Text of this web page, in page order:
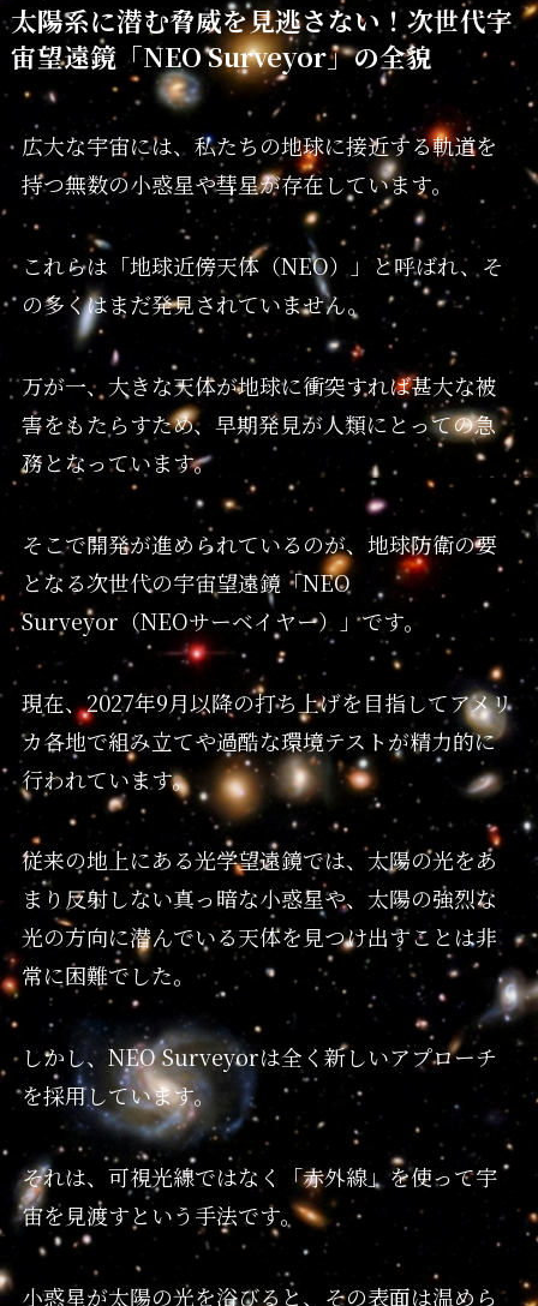
太陽系に潜む脅威を見逃さない！次世代宇
宙望遠鏡「NEO Surveyor」の全貌
広大な宇宙には、私たちの地球に接近する軌道を
持つ無数の小惑星や彗星が存在しています。
これらは「地球近傍天体（NEO）」と呼ばれ、そ
の多くはまだ発見されていません。
万が一、大きな天体が地球に衝突すれば甚大な被
害をもたらすため、早期発見が人類にとっての急
務となっています。
そこで開発が進められているのが、地球防衛の要
となる次世代の宇宙望遠鏡「NEO
Surveyor（NEOサーベイヤー）」です。
現在、2027年9月以降の打ち上げを目指してアメリ
カ各地で組み立てや過酷な環境テストが精力的に
行われています。
従来の地上にある光学望遠鏡では、太陽の光をあ
まり反射しない真っ暗な小惑星や、太陽の強烈な
光の方向に潜んでいる天体を見つけ出すことは非
常に困難でした。
しかし、NEO Surveyorは全く新しいアプローチ
を採用しています。
それは、可視光線ではなく「赤外線」を使って宇
宙を見渡すという手法です。
小惑星が太陽の光を浴びると、その表面は温めら